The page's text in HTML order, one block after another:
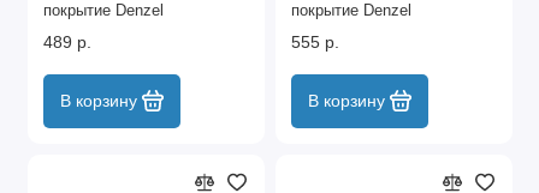
покрытие Denzel
489 р.
В корзину
покрытие Denzel
555 р.
В корзину